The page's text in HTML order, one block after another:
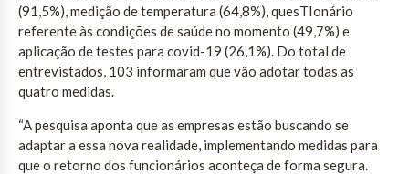
(91,5%), medição de temperatura (64,8%), quesTIonário
referente às condições de saúde no momento (49,7%) e
aplicação de testes para covid-19 (26,1%). Do total de
entrevistados, 103 informaram que vão adotar todas as
quatro medidas.
“A pesquisa aponta que as empresas estão buscando se
adaptar a essa nova realidade, implementando medidas para
que o retorno dos funcionários aconteça de forma segura.